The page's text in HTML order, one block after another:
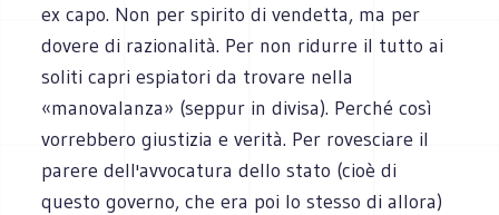
ex capo. Non per spirito di vendetta, ma per
dovere di razionalità. Per non ridurre il tutto ai
soliti capri espiatori da trovare nella
«manovalanza» (seppur in divisa). Perché così
vorrebbero giustizia e verità. Per rovesciare il
parere dell'avvocatura dello stato (cioè di
questo governo, che era poi lo stesso di allora)